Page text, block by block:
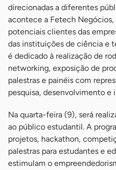
direcionadas a diferentes
acontece a Fetech
potenciais clientes das
das instituições de ciência e
é dedicado à realização de
networking, exposição de
palestras e painéis com
pesquisa, desenvolvimento e
Na quarta-feira (9), será
ao público estudantil. A
projetos, hackathon,
palestras para estudantes e
estimulam o